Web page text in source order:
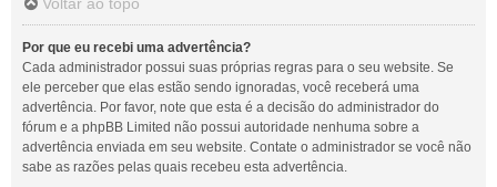
Por que eu recebi uma advertência?
Cada administrador possui suas próprias regras para o seu website. Se
ele perceber que elas estão sendo ignoradas, você receberá uma
advertência. Por favor, note que esta é a decisão do administrador do
fórum e a phpBB Limited não possui autoridade nenhuma sobre a
advertência enviada em seu website. Contate o administrador se você não
sabe as razões pelas quais recebeu esta advertência.